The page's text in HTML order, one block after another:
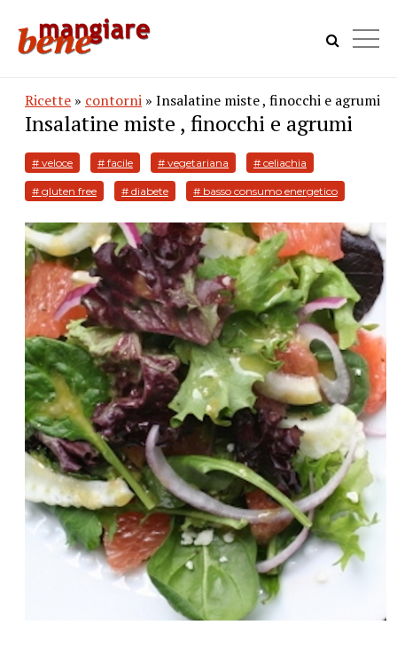
Ricette » contorni » Insalatine miste , finocchi e agrumi
Insalatine miste , finocchi e agrumi
# veloce # facile # vegetariana # celiachia
# gluten free # diabete # basso consumo energetico